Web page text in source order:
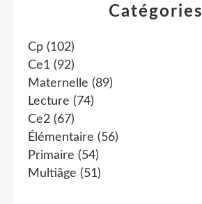
Catégories
Cp (102)
Ce1 (92)
Maternelle (89)
Lecture (74)
Ce2 (67)
Élémentaire (56)
Primaire (54)
Multiâge (51)